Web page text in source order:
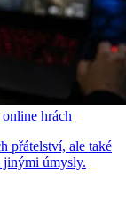
hrách
přátelství, ale také
jinými úmysly.